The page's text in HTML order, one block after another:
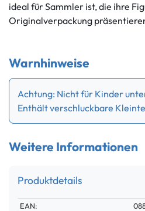
ideal für Sammler ist, die ihre
Originalverpackung
Warnhinweise
Achtung: Nicht für Kinder
Enthält verschluckbare
Weitere Informationen
Produktdetails
Technisches
Wert
EAN: